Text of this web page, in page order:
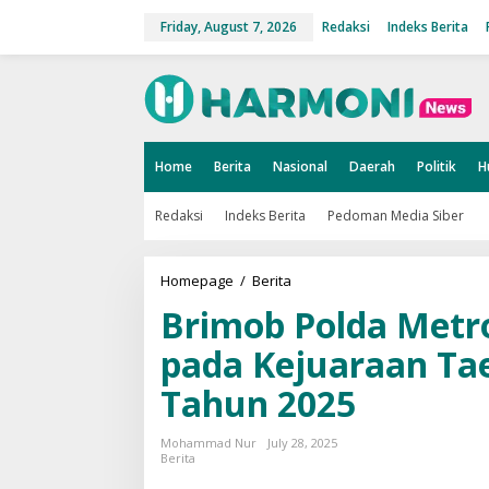
p
Friday, August 7, 2026 Redaksi Indeks Berita
Home Berita Nasional Daerah Politik
Redaksi Indeks Berita Pedoman Media Siber
Homepage / Berita
m
o
b
P
o
l
a
Brimob Polda
pada Kejuaraan
Tahun 2025
Mohammad Nur
July 28, 2025
Berita